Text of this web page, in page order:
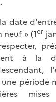
date
neuf » (1er
à la
période